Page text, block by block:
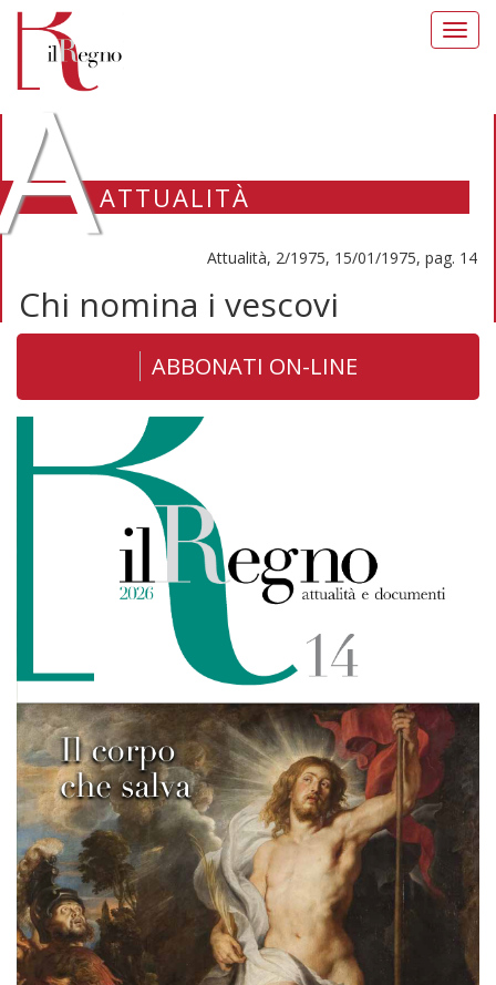
ATTUALITÀ
Attualità, 2/1975, 15/01/1975, pag. 14
Chi nomina i vescovi
ABBONATI ON-LINE